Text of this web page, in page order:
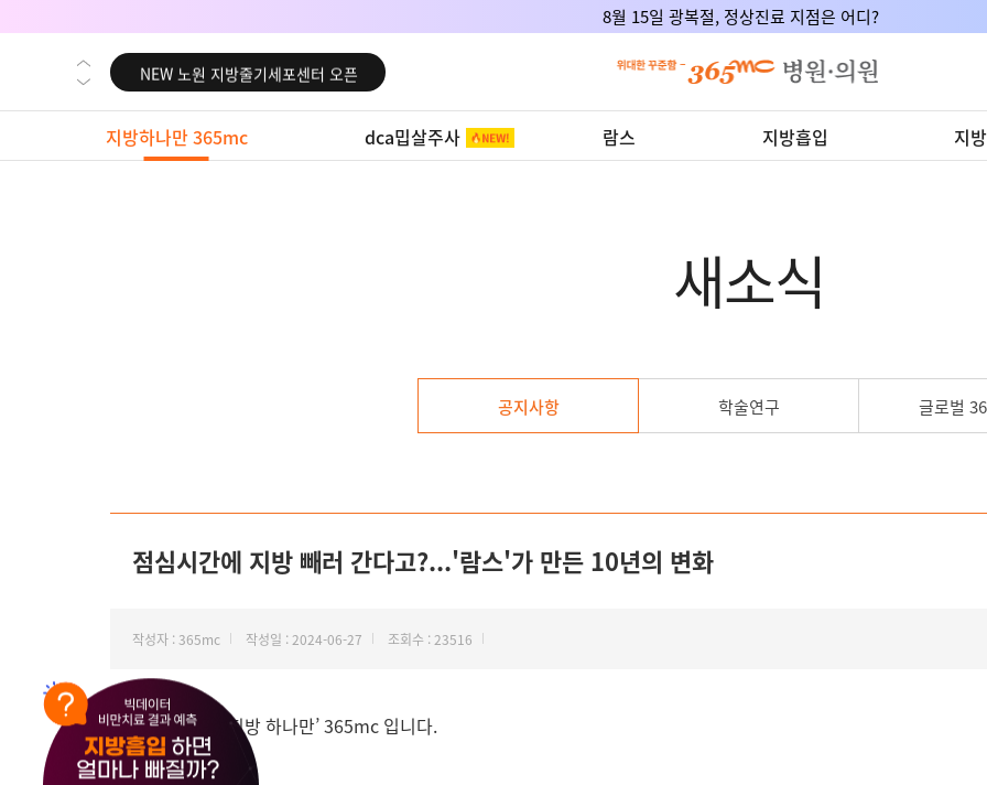
8월 15일 광복절, 정상진료 지점은 어디?
NEW 대전 지방줄기세포센터 오픈
NEW 노원 지방줄기세포센터 오픈
NEW 미국 LA점 오픈
NEW 부산 지방줄기세포센터 오픈
지방하나만 365mc dca밉살주사 람스 지방흡입 지
새소식
공지사항 학술연구 글로벌
점심시간에 지방 빼러 간다고?...'람스'가 만든 10년의 변화
작성자 : 365mc 작성일 : 2024-06-27 조회수 : 23516
안녕하세요, ‘지방 하나만’ 365mc 입니다.